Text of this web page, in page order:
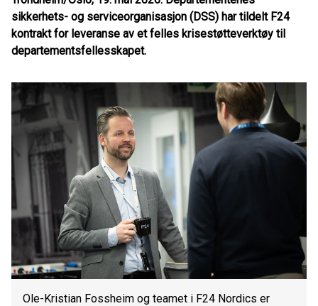
sikkerhets- og serviceorganisasjon (DSS) har tildelt F24
kontrakt for leveranse av et felles krisestøtteverktøy til
departementsfellesskapet.
Ole-Kristian Fossheim og teamet i F24 Nordics er